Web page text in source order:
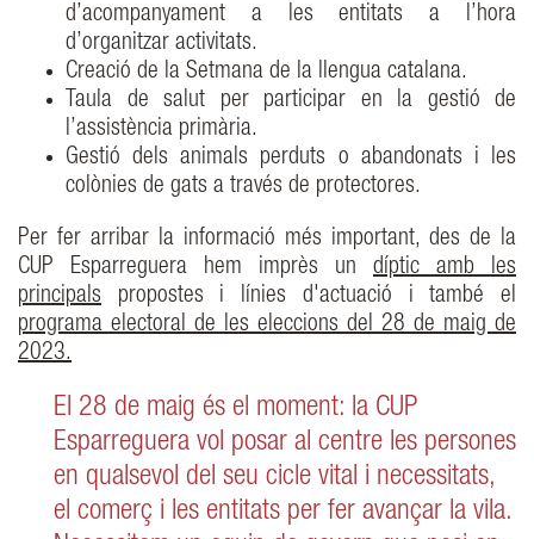
d’acompanyament a les entitats a l’hora
d’organitzar activitats.
Creació de la Setmana de la llengua catalana.
Taula de salut per participar en la gestió de
l’assistència primària.
Gestió dels animals perduts o abandonats i les
colònies de gats a través de protectores.
Per fer arribar la informació més important, des de la
CUP Esparreguera hem imprès un díptic amb les
principals propostes i línies d'actuació i també el
programa electoral de les eleccions del 28 de maig de
2023.
El 28 de maig és el moment: la CUP
Esparreguera vol posar al centre les persones
en qualsevol del seu cicle vital i necessitats,
el comerç i les entitats per fer avançar la vila.